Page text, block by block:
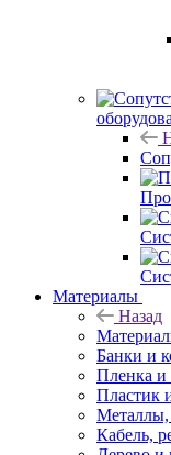
Материалы
Назад
Банки и
Пленка и
Пластик
Металлы,
Кабель,